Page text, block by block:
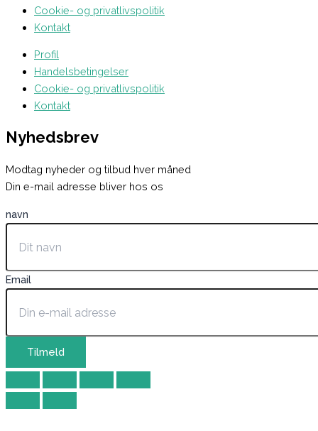
Cookie- og privatlivspolitik
Kontakt
Profil
Handelsbetingelser
Cookie- og privatlivspolitik
Kontakt
Nyhedsbrev
Modtag nyheder og tilbud hver måned
Din e-mail adresse bliver hos os
navn
Email
Tilmeld